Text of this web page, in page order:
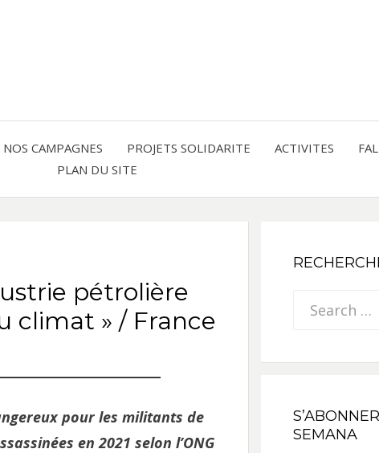
LATINE
NOS CAMPAGNES PROJETS SOLIDARITE ACTIVITES
PLAN DU SITE
pétrolière
climat » / France
pour les militants de
en 2021 selon l’ONG
Search
SEMANA